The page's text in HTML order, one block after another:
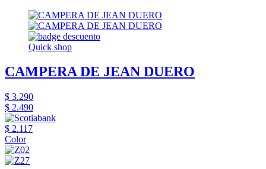
Quick shop
CAMPERA DE JEAN DUERO
$ 3.290
$ 2.490
$ 2.117
Color